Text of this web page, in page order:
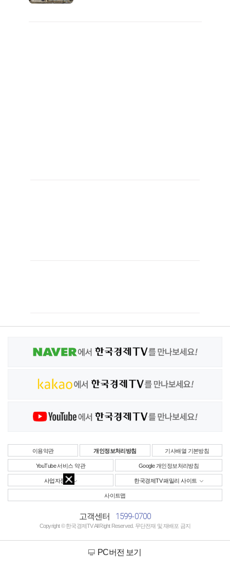
이용약관 개인정보처리방침 기사배열 기본방침
YouTube 서비스 약관 Google 개인정보처리방침
사업자정보 한국경제TV 패밀리 사이트
사이트맵
고객센터 1599-0700
Copyright © 한국경제TV All Right Reserved. 무단전재 및 재배포 금지
PC버전 보기